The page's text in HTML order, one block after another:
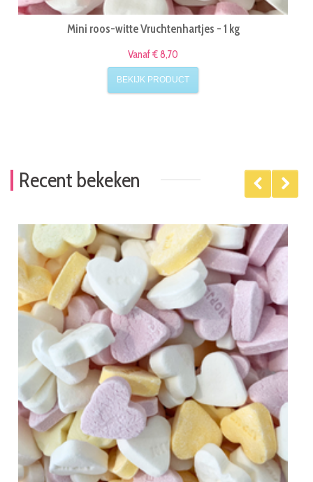
Mini roos-witte Vruchtenhartjes - 1 kg
Vanaf € 8,70
BEKIJK PRODUCT
Recent bekeken